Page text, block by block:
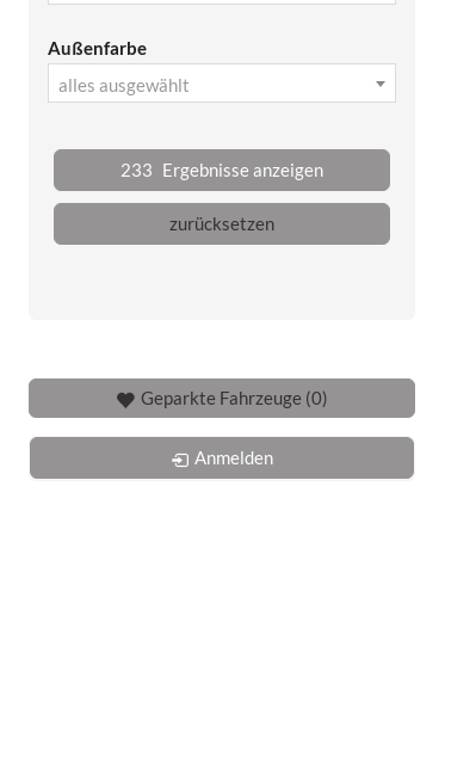
Außenfarbe
alles ausgewählt
233 Ergebnisse anzeigen
zurücksetzen
Geparkte Fahrzeuge (0)
Anmelden